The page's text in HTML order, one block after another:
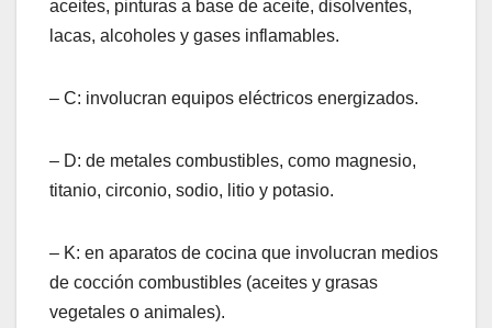
aceites, pinturas a base de aceite, disolventes,
lacas, alcoholes y gases inflamables.
– C: involucran equipos eléctricos energizados.
– D: de metales combustibles, como magnesio,
titanio, circonio, sodio, litio y potasio.
– K: en aparatos de cocina que involucran medios
de cocción combustibles (aceites y grasas
vegetales o animales).